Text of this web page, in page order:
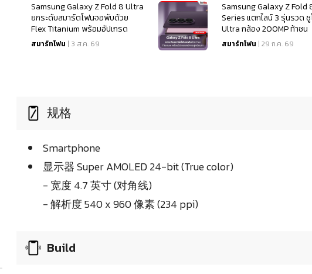
Samsung Galaxy Z Fold 8 Ultra
ยกระดับสมาร์ตโฟนจอพับด้วย
Flex Titanium พร้อมอัปเกรด
สเปคจอสุดเนียนตา
สมาร์ทโฟน | 3 ส.ค. 69
Samsung Galaxy Z Fold
Series แตกไลน์ 3 รุ่นรวด
Ultra กล้อง 200MP ท้าชน
iPhone 18
สมาร์ทโฟน | 29 ก.ค. 69
规格
Smartphone
显示器 Super AMOLED 24-bit (True color)
- 宽度 4.7 英寸 (对角线)
- 解析度 540 x 960 像素 (234 ppi)
Build